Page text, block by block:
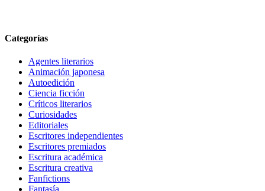
Categorías
Agentes literarios
Animación japonesa
Autoedición
Ciencia ficción
Críticos literarios
Curiosidades
Editoriales
Escritores independientes
Escritores premiados
Escritura académica
Escritura creativa
Fanfictions
Fantasía